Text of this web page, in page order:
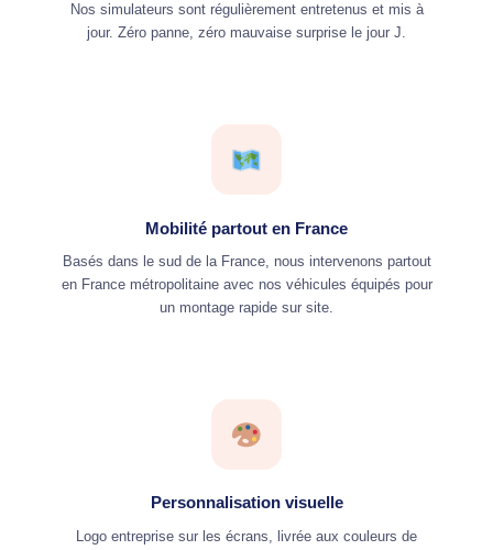
Nos simulateurs sont régulièrement entretenus et mis à
jour. Zéro panne, zéro mauvaise surprise le jour J.
Mobilité partout en France
Basés dans le sud de la France, nous intervenons partout
en France métropolitaine avec nos véhicules équipés pour
un montage rapide sur site.
Personnalisation visuelle
Logo entreprise sur les écrans, livrée aux couleurs de